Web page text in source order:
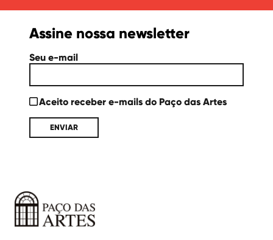
Assine nossa newsletter
Seu e-mail
Aceito receber e-mails do Paço das Artes